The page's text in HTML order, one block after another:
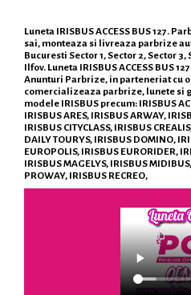
Luneta IRISBUS ACCESS BUS 127.
sai, monteaza si livreaza parbrize
Bucuresti Sector 1, Sector 2, Sector 3,
Ilfov. Luneta IRISBUS ACCESS BUS
Anunturi Parbrize, in parteneriat cu
comercializeaza parbrize, lunete si
modele IRISBUS precum: IRISBUS
IRISBUS ARES, IRISBUS ARWAY,
IRISBUS CITYCLASS, IRISBUS
DAILY TOURYS, IRISBUS DOMINO,
EUROPOLIS, IRISBUS EURORIDER,
IRISBUS MAGELYS, IRISBUS
PROWAY, IRISBUS RECREO,